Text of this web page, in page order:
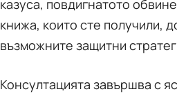
казуса, повдигнатото
книжа, които сте получили,
възможните защитни
Консултацията завършва с